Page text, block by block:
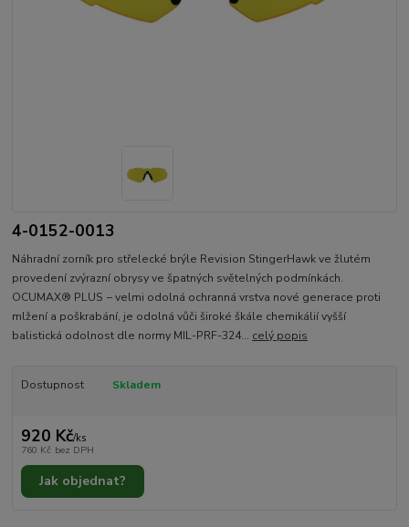
4-0152-0013
Náhradní zorník pro střelecké brýle Revision StingerHawk ve žlutém
provedení zvýrazní obrysy ve špatných světelných podmínkách.
OCUMAX® PLUS − velmi odolná ochranná vrstva nové generace proti
mlžení a poškrabání, je odolná vůči široké škále chemikálií vyšší
balistická odolnost dle normy MIL-PRF-324... celý popis
Dostupnost Skladem
920 Kč/ks
760 Kč bez DPH
Jak objednat?